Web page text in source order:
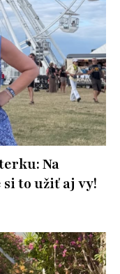
Na
to užiť aj vy!